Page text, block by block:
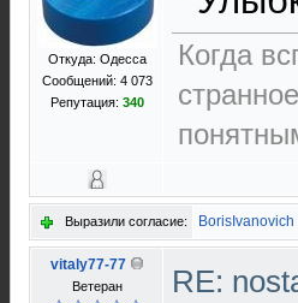
Откуда: Одесса
Сообщений: 4 073
Репутация: 340
Когда
Выразили согласие: BorisIvanovich
vitaly77-77
Ветеран RE: